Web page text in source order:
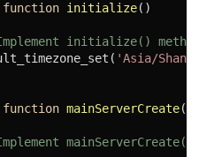
function initialize()
initialize() method.
'Asia/Shanghai'
function mainServerCreate
mainServerCreate()